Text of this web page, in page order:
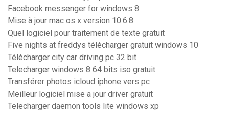
Facebook messenger for windows 8
Mise à jour mac os x version 10.6.8
Quel logiciel pour traitement de texte gratuit
Five nights at freddys télécharger gratuit windows 10
Télécharger city car driving pc 32 bit
Telecharger windows 8 64 bits iso gratuit
Transférer photos icloud iphone vers pc
Meilleur logiciel mise a jour driver gratuit
Telecharger daemon tools lite windows xp